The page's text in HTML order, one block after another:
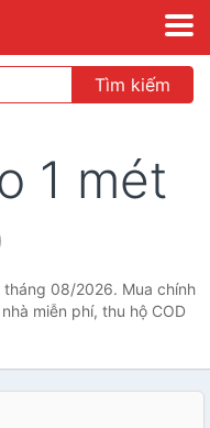
Tìm kiếm
1 mét
08/2026. Mua chính
miễn phí, thu hộ COD